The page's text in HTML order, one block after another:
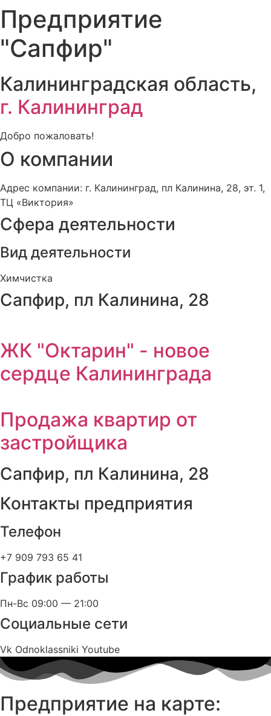
Предприятие
"Сапфир"
Калининградская область,
г. Калининград
Добро пожаловать!
О компании
Адрес компании: г. Калининград, пл Калинина, 28, эт. 1,
ТЦ «Виктория»
Сфера деятельности
Вид деятельности
Химчистка
Сапфир, пл Калинина, 28
ЖК "Октарин" - новое
сердце Калининграда
Продажа квартир от
застройщика
Сапфир, пл Калинина, 28
Контакты предприятия
Телефон
+7 909 793 65 41
График работы
Пн-Вс 09:00 — 21:00
Социальные сети
Vk Odnoklassniki Youtube
Предприятие на карте: